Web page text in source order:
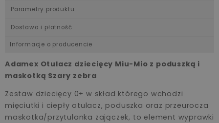
Parametry produktu
Dostawa i płatność
Informacje o producencie
Adamex Otulacz dziecięcy Miu-Mio z poduszką i
maskotką Szary zebra
Zestaw dziecięcy 0+ w skład którego wchodzi
mięciutki i ciepły otulacz, poduszka oraz przeurocza
maskotka/przytulanka zajączek, to element wyprawki